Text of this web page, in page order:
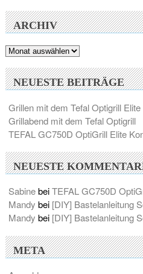
ARCHIV
Archiv
NEUESTE BEITRÄGE
Grillen mit dem Tefal Optigrill Elite
Grillabend mit dem Tefal Optigrill
TEFAL GC750D OptiGrill Elite
NEUESTE
SabinebeiTEFAL GC750D
Mandy bei [DIY] Bastelanleitung
Mandy bei [DIY] Bastelanleitung
META